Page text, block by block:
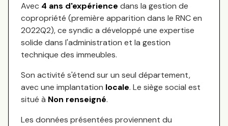
Avec 4 ans d'expérience dans la gestion de
copropriété (première apparition dans le RNC en
2022Q2), ce syndic a développé une expertise
solide dans l'administration et la gestion
technique des immeubles.
Son activité s'étend surun seul département,
avec une implantation locale. Le siège social est
situé à Non renseigné.
Les données présentées proviennent du